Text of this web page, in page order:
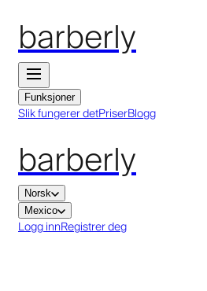
barberly
Funksjoner
Slik fungerer detPriserBlogg
barberly
Norsk
Mexico
Logg innRegistrer deg